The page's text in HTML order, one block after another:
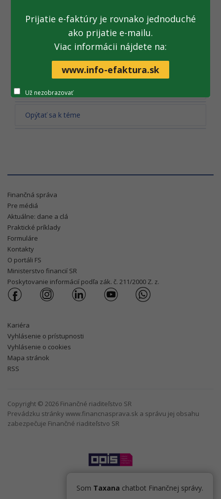
Všetky fotogalérie
Tlač obsahu
Opýtať sa k téme
Finančná správa
Pre médiá
Aktuálne: dane a clá
Praktické príklady
Formuláre
Kontakty
O portáli FS
Ministerstvo financií SR
Poskytovanie informácií podľa zák. č. 211/2000 Z. z.
Kariéra
Vyhlásenie o prístupnosti
Vyhlásenie o cookies
Mapa stránok
RSS
Copyright © 2026 Finančné riaditeľstvo SR
Prevádzku stránky www.financnasprava.sk a správu jej obsahu
zabezpečuje Finančné riaditeľstvo SR
Som Taxana chatbot Finančnej správy.
Prijatie e-faktúry je rovnako jednoduché
ako prijatie e-mailu.
Viac informácii nájdete na:
www.info-efaktura.sk
Už nezobrazovať